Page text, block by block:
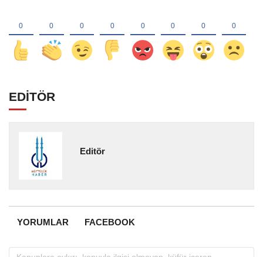
EDİTÖR
Editör
YORUMLAR FACEBOOK